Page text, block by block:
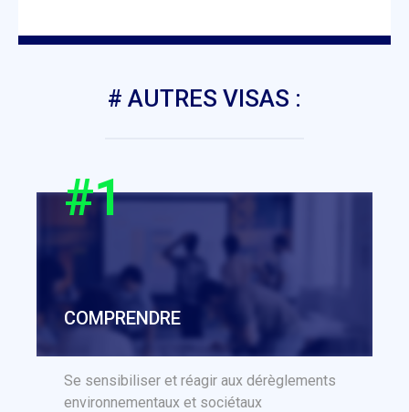
# AUTRES VISAS :
#1
COMPRENDRE
Se sensibiliser et réagir aux dérèglements
environnementaux et sociétaux